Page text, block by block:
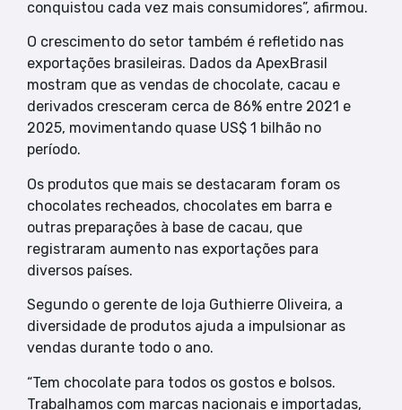
conquistou cada vez mais consumidores”, afirmou.
O crescimento do setor também é refletido nas
exportações brasileiras. Dados da ApexBrasil
mostram que as vendas de chocolate, cacau e
derivados cresceram cerca de 86% entre 2021 e
2025, movimentando quase US$ 1 bilhão no
período.
Os produtos que mais se destacaram foram os
chocolates recheados, chocolates em barra e
outras preparações à base de cacau, que
registraram aumento nas exportações para
diversos países.
Segundo o gerente de loja Guthierre Oliveira, a
diversidade de produtos ajuda a impulsionar as
vendas durante todo o ano.
“Tem chocolate para todos os gostos e bolsos.
Trabalhamos com marcas nacionais e importadas,